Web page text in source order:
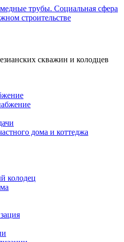
трубы. Социальная сфера
строительстве
скважин и колодцев
дома и коттеджа
колодец